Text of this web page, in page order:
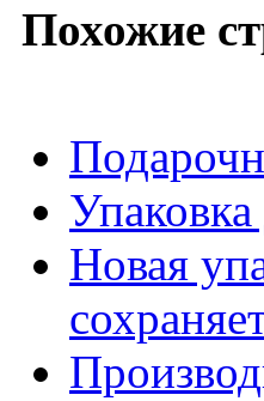
Похожие
Новая